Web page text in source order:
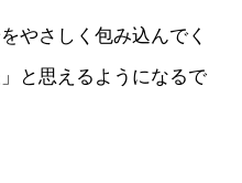
やさしく包み込んでく
と思えるようになるで